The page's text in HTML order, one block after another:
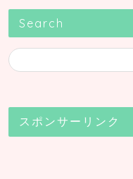
Search
スポンサーリンク